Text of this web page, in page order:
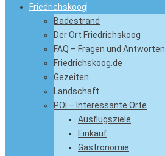
Friedrichskoog
Badestrand
Der Ort Friedrichskoog
FAQ – Fragen und Antworten
Friedrichskoog.de
Gezeiten
Landschaft
POI – Interessante Orte
Ausflugsziele
Einkauf
Gastronomie